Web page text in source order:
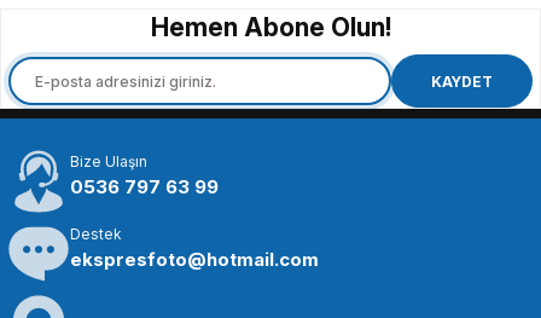
Comica CVM-WM100 Kablosuz Yaka Mikrofonu
3.573,90 TL
COMİCA
Hemen Abone Olun!
KAYDET
Bize Ulaşın
0536 797 63 99
Destek
ekspresfoto@hotmail.com